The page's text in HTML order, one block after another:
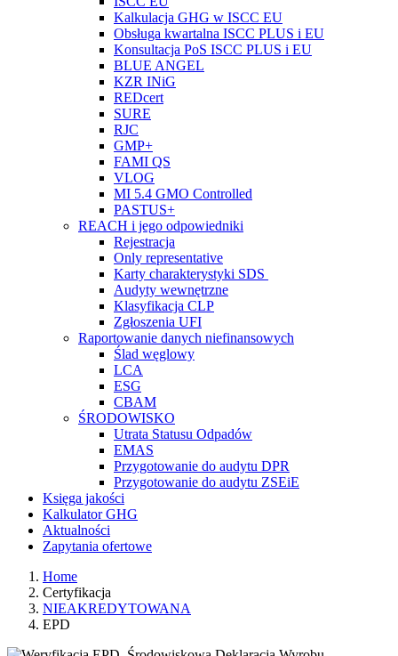
Kalkulacja GHG w ISCC EU
Obsługa kwartalna ISCC PLUS i EU
Konsultacja PoS ISCC PLUS i EU
BLUE ANGEL
KZR INiG
REDcert
SURE
RJC
GMP+
FAMI QS
VLOG
MI 5.4 GMO Controlled
PASTUS+
REACH i jego odpowiedniki
Rejestracja
Only representative
Karty charakterystyki SDS
Audyty wewnętrzne
Klasyfikacja CLP
Zgłoszenia UFI
Raportowanie danych niefinansowych
Ślad węglowy
LCA
ESG
CBAM
ŚRODOWISKO
Utrata Statusu Odpadów
EMAS
Przygotowanie do audytu DPR
Przygotowanie do audytu ZSEiE
Księga jakości
Kalkulator GHG
Aktualności
Zapytania ofertowe
Home
Certyfikacja
NIEAKREDYTOWANA
EPD